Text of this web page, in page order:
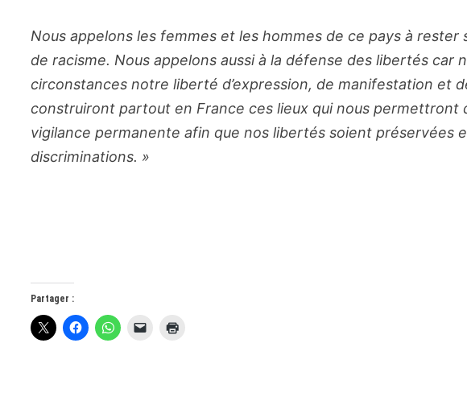
Nous appelons les femmes et les hommes de ce pays à
de racisme. Nous appelons aussi à la défense des libertés car
circonstances notre liberté d’expression, de manifestation et
construiront partout en France ces lieux qui nous
vigilance permanente afin que nos libertés soient préservées
discriminations. »
Partager :